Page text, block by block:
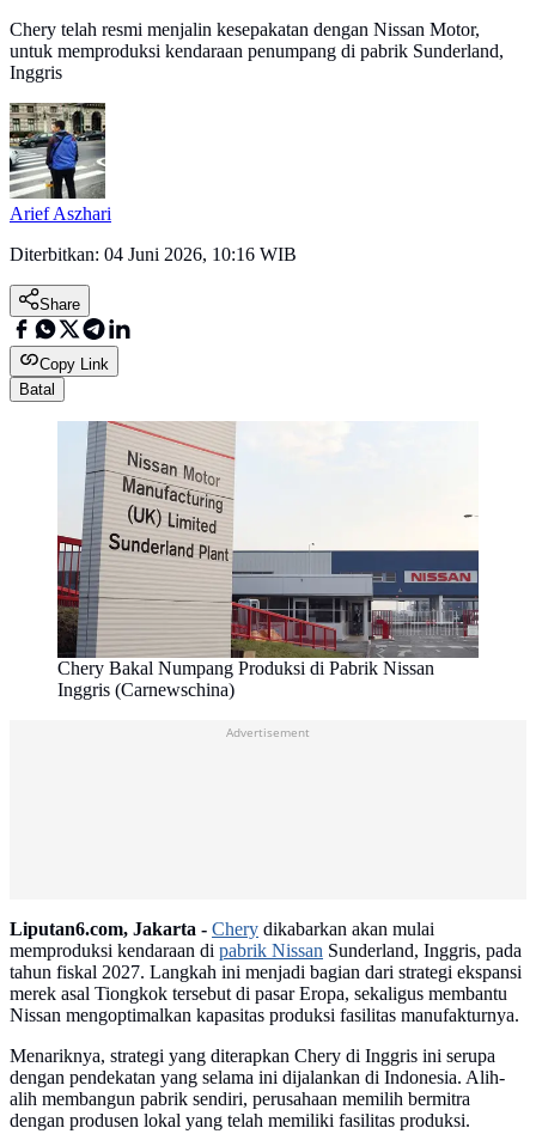
Chery telah resmi menjalin kesepakatan dengan Nissan Motor,
untuk memproduksi kendaraan penumpang di pabrik Sunderland,
Inggris
Arief Aszhari
Diterbitkan: 04 Juni 2026, 10:16 WIB
Share
Copy Link
Batal
Chery Bakal Numpang Produksi di Pabrik Nissan
Inggris (Carnewschina)
Advertisement
Liputan6.com, Jakarta - Chery dikabarkan akan mulai
memproduksi kendaraan di pabrik Nissan Sunderland, Inggris, pada
tahun fiskal 2027. Langkah ini menjadi bagian dari strategi ekspansi
merek asal Tiongkok tersebut di pasar Eropa, sekaligus membantu
Nissan mengoptimalkan kapasitas produksi fasilitas manufakturnya.
Menariknya, strategi yang diterapkan Chery di Inggris ini serupa
dengan pendekatan yang selama ini dijalankan di Indonesia. Alih-
alih membangun pabrik sendiri, perusahaan memilih bermitra
dengan produsen lokal yang telah memiliki fasilitas produksi.